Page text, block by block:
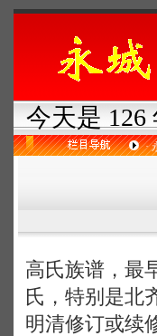
今天是 126
·
高氏族谱，最
氏，特别是北
明清修订或续